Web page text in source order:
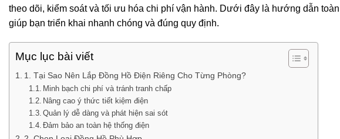
theo dõi, kiểm soát và tối ưu hóa chi phí vận hành. Dưới đây là hướng dẫn
giúp bạn triển khai nhanh chóng và đúng quy định.
Mục lục bài viết
1. Tại Sao Nên Lắp Đồng Hồ Điện Riêng Cho Từng Phòng?
Minh bạch chi phí và tránh tranh chấp
Nâng cao ý thức tiết kiệm điện
Quản lý dễ dàng và phát hiện sai sót
Đảm bảo an toàn hệ thống điện